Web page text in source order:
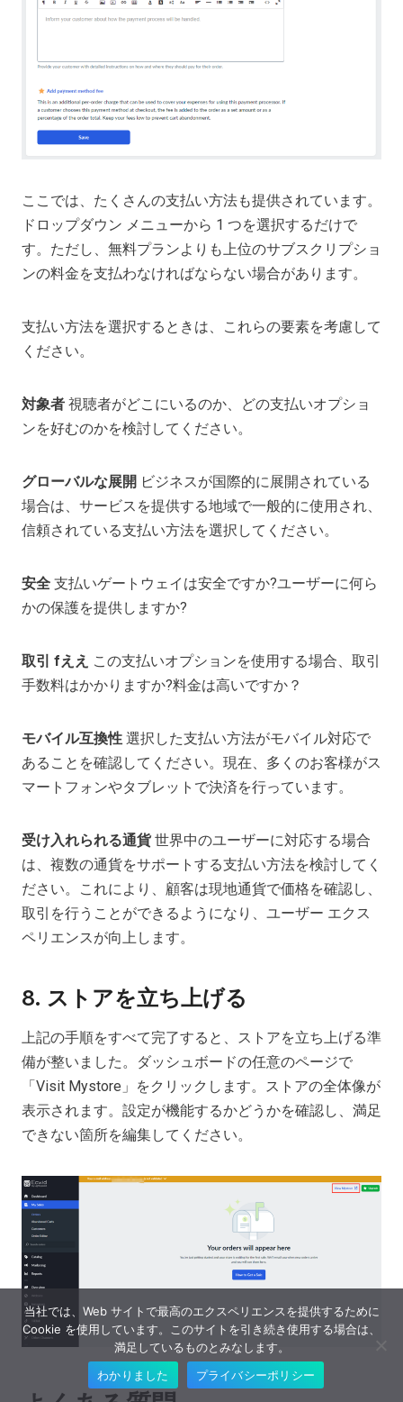
ここでは、たくさんの支払い方法も提供されています。
ドロップダウン メニューから 1 つを選択するだけで
す。ただし、無料プランよりも上位のサブスクリプショ
ンの料金を支払わなければならない場合があります。
支払い方法を選択するときは、これらの要素を考慮して
ください。
対象者 視聴者がどこにいるのか、どの支払いオプショ
ンを好むのかを検討してください。
グローバルな展開 ビジネスが国際的に展開されている
場合は、サービスを提供する地域で一般的に使用され、
信頼されている支払い方法を選択してください。
安全 支払いゲートウェイは安全ですか?ユーザーに何ら
かの保護を提供しますか?
取引 fええ この支払いオプションを使用する場合、取引
手数料はかかりますか?料金は高いですか？
モバイル互換性 選択した支払い方法がモバイル対応で
あることを確認してください。現在、多くのお客様がス
マートフォンやタブレットで決済を行っています。
受け入れられる通貨世界中のユーザーに対応する場合
は、複数の通貨をサポートする支払い方法を検討してく
ださい。これにより、顧客は現地通貨で価格を確認し、
取引を行うことができるようになり、ユーザー エクス
ペリエンスが向上します。
8. ストアを立ち上げる
上記の手順をすべて完了すると、ストアを立ち上げる準
備が整いました。ダッシュボードの任意のページで
「Visit Mystore」をクリックします。ストアの全体像が
表示されます。設定が機能するかどうかを確認し、満足
できない箇所を編集してください。
当社では、Web サイトで最高のエクスペリエンスを提供するために
Cookie を使用しています。このサイトを引き続き使用する場合は、
満足しているものとみなします。
わかりました
プライバシーポリシー